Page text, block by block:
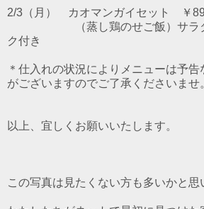
2/3（月） カオマンガイセット ￥
（蒸し鶏のせご飯）サラダ
ク付き
＊仕入れの状況によりメニューは予告
がございますのでご了承くださいませ
以上、宜しくお願いいたします。
この写真は見たくない方も多いかと思